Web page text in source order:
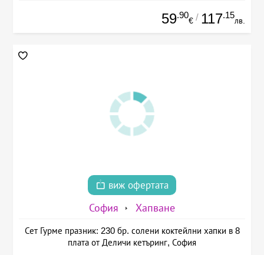
59.90
€ / 117.15
лв.
виж офертата
София Хапване
Сет Гурме празник: 230 бр. солени коктейлни хапки в 8
плата от Деличи кетъринг, София